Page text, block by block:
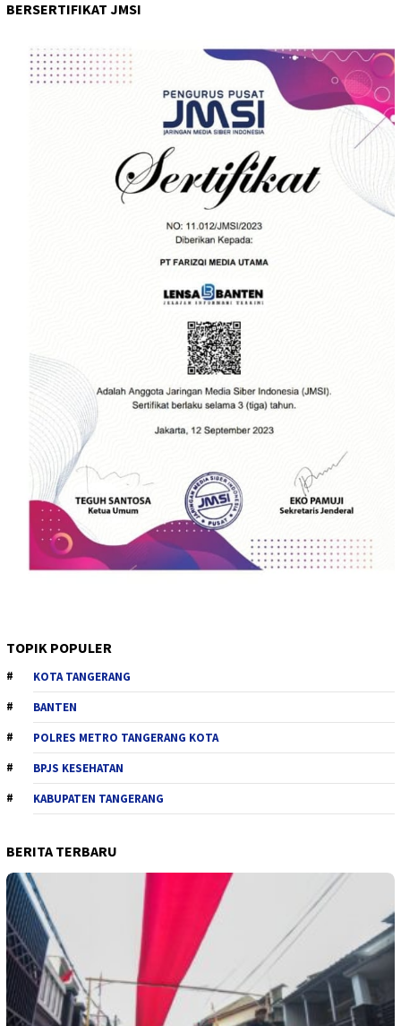
BERSERTIFIKAT JMSI
TOPIK POPULER
KOTA TANGERANG
BANTEN
POLRES METRO TANGERANG KOTA
BPJS KESEHATAN
KABUPATEN TANGERANG
BERITA TERBARU